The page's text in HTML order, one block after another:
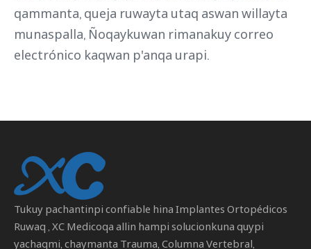
qammanta, queja ruwayta utaq aswan willayta
munaspalla, Ñoqaykuwan rimanakuy correo
electrónico kaqwan p'anqa urapi.
Tukuy pachantinpi confiable hina Implantes Ortopédicos
Ruwaq , XC Medicoqa allin hampi solucionkuna quypi
yachaqmi, chaymanta Trauma, Columna Vertebral,